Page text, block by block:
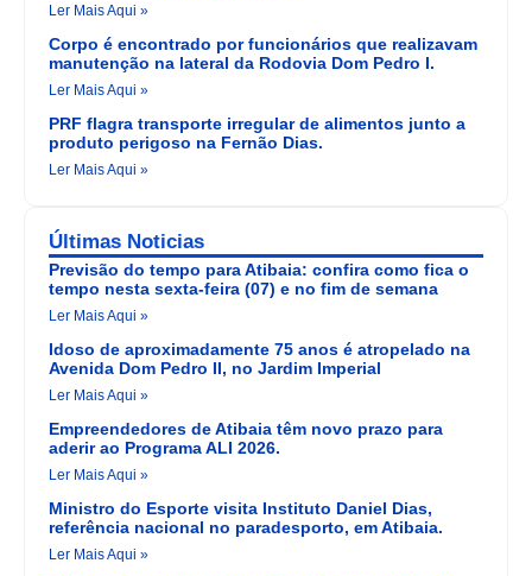
Ler Mais Aqui »
Corpo é encontrado por funcionários que realizavam
manutenção na lateral da Rodovia Dom Pedro I.
Ler Mais Aqui »
PRF flagra transporte irregular de alimentos junto a
produto perigoso na Fernão Dias.
Ler Mais Aqui »
Últimas Noticias
Previsão do tempo para Atibaia: confira como fica o
tempo nesta sexta-feira (07) e no fim de semana
Ler Mais Aqui »
Idoso de aproximadamente 75 anos é atropelado na
Avenida Dom Pedro II, no Jardim Imperial
Ler Mais Aqui »
Empreendedores de Atibaia têm novo prazo para
aderir ao Programa ALI 2026.
Ler Mais Aqui »
Ministro do Esporte visita Instituto Daniel Dias,
referência nacional no paradesporto, em Atibaia.
Ler Mais Aqui »